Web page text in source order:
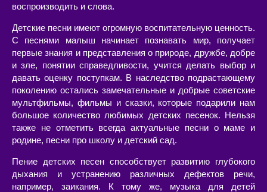
воспроизводить и слова.
Детские песни имеют огромную воспитательную ценность.
С песнями малыш начинает познавать мир, получает
первые знания и представления о природе, дружбе, добре
и зле, понятии справедливости, учится делать выбор и
давать оценку поступкам. В наследство подрастающему
поколению остались замечательные и добрые советские
мультфильмы, фильмы и сказки, которые подарили нам
большое количество любимых детских песенок. Нельзя
также не отметить всегда актуальные песни о маме и
родине, песни про школу и детский сад.
Пение детских песен способствует развитию глубокого
дыхания и устранению различных дефектов речи,
например, заикания. К тому же, музыка для детей